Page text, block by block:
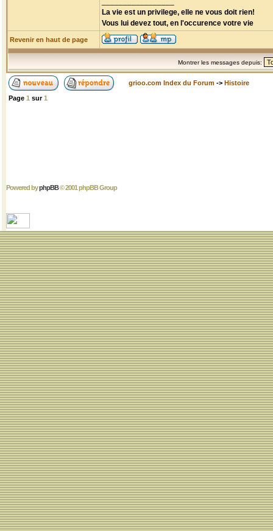
La vie est un privilege, elle ne vous doit rien!
Vous lui devez tout, en l'occurence votre vie
Revenir en haut de page
Montrer les messages depuis:
grioo.com Index du Forum -> Histoire
Page 1 sur1
Powered byphpBB© 2001 phpBB Group